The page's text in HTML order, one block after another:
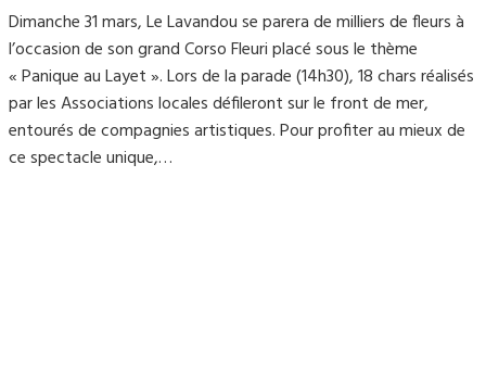
Dimanche 31 mars, Le Lavandou se parera de milliers de fleurs à
l’occasion de son grand Corso Fleuri placé sous le thème
« Panique au Layet ». Lors de la parade (14h30), 18 chars réalisés
par les Associations locales défileront sur le front de mer,
entourés de compagnies artistiques. Pour profiter au mieux de
ce spectacle unique,…